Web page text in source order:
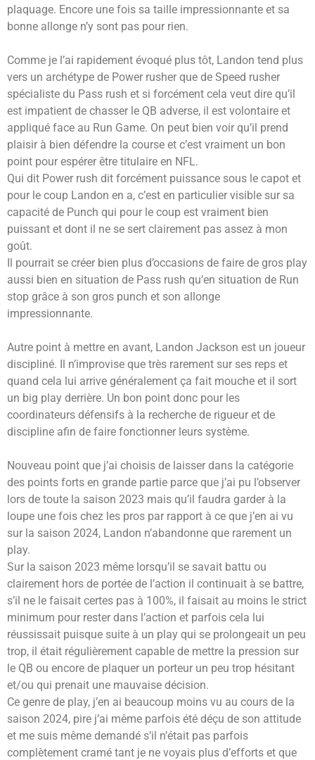
plaquage. Encore une fois sa taille impressionnante et sa
bonne allonge n’y sont pas pour rien.
Comme je l’ai rapidement évoqué plus tôt, Landon tend plus
vers un archétype de Power rusher que de Speed rusher
spécialiste du Pass rush et si forcément cela veut dire qu’il
est impatient de chasser le QB adverse, il est volontaire et
appliqué face au Run Game. On peut bien voir qu’il prend
plaisir à bien défendre la course et c’est vraiment un bon
point pour espérer être titulaire en NFL.
Qui dit Power rush dit forcément puissance sous le capot et
pour le coup Landon en a, c’est en particulier visible sur sa
capacité de Punch qui pour le coup est vraiment bien
puissant et dont il ne se sert clairement pas assez à mon
goût.
Il pourrait se créer bien plus d’occasions de faire de gros play
aussi bien en situation de Pass rush qu’en situation de Run
stop grâce à son gros punch et son allonge
impressionnante.
Autre point à mettre en avant, Landon Jackson est un joueur
discipliné. Il n’improvise que très rarement sur ses reps et
quand cela lui arrive généralement ça fait mouche et il sort
un big play derrière. Un bon point donc pour les
coordinateurs défensifs à la recherche de rigueur et de
discipline afin de faire fonctionner leurs système.
Nouveau point que j’ai choisis de laisser dans la catégorie
des points forts en grande partie parce que j’ai pu l’observer
lors de toute la saison 2023 mais qu’il faudra garder à la
loupe une fois chez les pros par rapport à ce que j’en ai vu
sur la saison 2024, Landon n’abandonne que rarement un
play.
Sur la saison 2023 même lorsqu’il se savait battu ou
clairement hors de portée de l’action il continuait à se battre,
s’il ne le faisait certes pas à 100%, il faisait au moins le strict
minimum pour rester dans l’action et parfois cela lui
réussissait puisque suite à un play qui se prolongeait un peu
trop, il était régulièrement capable de mettre la pression sur
le QB ou encore de plaquer un porteur un peu trop hésitant
et/ou qui prenait une mauvaise décision.
Ce genre de play, j’en ai beaucoup moins vu au cours de la
saison 2024, pire j’ai même parfois été déçu de son attitude
et me suis même demandé s’il n’était pas parfois
complètement cramé tant je ne voyais plus d’efforts et que